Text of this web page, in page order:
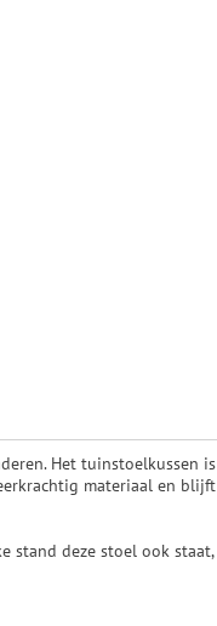
Het tuinstoelkussen is
materiaal en blijft
stand deze stoel ook staat,